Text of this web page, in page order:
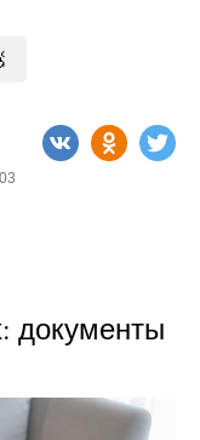
документы